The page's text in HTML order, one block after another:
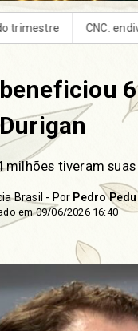
famílias sobe para
milhões tiveram
Brasil - Por Pedro
em 09/06/2026 16:40